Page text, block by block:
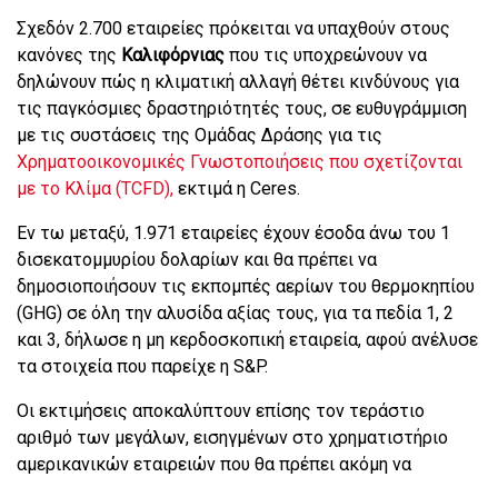
Σχεδόν 2.700 εταιρείες πρόκειται να υπαχθούν στους
κανόνες της Καλιφόρνιας που τις υποχρεώνουν να
δηλώνουν πώς η κλιματική αλλαγή θέτει κινδύνους για
τις παγκόσμιες δραστηριότητές τους, σε ευθυγράμμιση
με τις συστάσεις της Ομάδας Δράσης για τις
Χρηματοοικονομικές Γνωστοποιήσεις που σχετίζονται
με το Κλίμα (TCFD), εκτιμά η Ceres.
Εν τω μεταξύ, 1.971 εταιρείες έχουν έσοδα άνω του 1
δισεκατομμυρίου δολαρίων και θα πρέπει να
δημοσιοποιήσουν τις εκπομπές αερίων του θερμοκηπίου
(GHG) σε όλη την αλυσίδα αξίας τους, για τα πεδία 1, 2
και 3, δήλωσε η μη κερδοσκοπική εταιρεία, αφού ανέλυσε
τα στοιχεία που παρείχε η S&P.
Οι εκτιμήσεις αποκαλύπτουν επίσης τον τεράστιο
αριθμό των μεγάλων, εισηγμένων στο χρηματιστήριο
αμερικανικών εταιρειών που θα πρέπει ακόμη να